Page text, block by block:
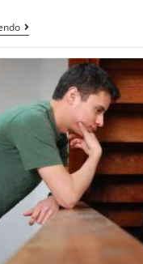
Pienso
Todo